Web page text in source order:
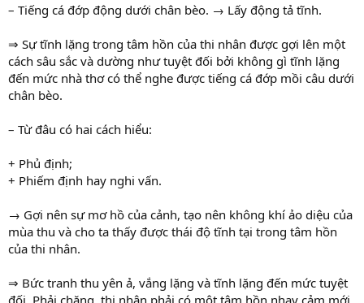
– Tiếng cá đớp động dưới chân bèo. → Lấy động tả tĩnh.
⇒ Sự tĩnh lặng trong tâm hồn của thi nhân được gợi lên một
cách sâu sắc và dường như tuyệt đối bởi không gì tĩnh lặng
đến mức nhà thơ có thể nghe được tiếng cá đớp mồi câu dưới
chân bèo.
– Từ đâu có hai cách hiểu:
+ Phủ định;
+ Phiếm định hay nghi vấn.
→ Gợi nên sự mơ hồ của cảnh, tạo nên không khí ảo diệu của
mùa thu và cho ta thấy được thái độ tĩnh tại trong tâm hồn
của thi nhân.
⇒ Bức tranh thu yên ả, vắng lặng và tĩnh lặng đến mức tuyệt
đối. Phải chăng, thi nhân phải có một tâm hồn nhạy cảm mới